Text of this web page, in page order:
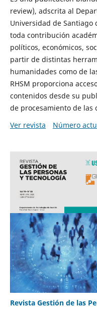
review), adscrita al
Universidad de Santiago
toda contribución
políticos, económicos,
partir de distintas
humanidades como de
RHSM proporciona
contenidos desde su
de procesamiento de
Ver revista
Número
Revista Gestión de las